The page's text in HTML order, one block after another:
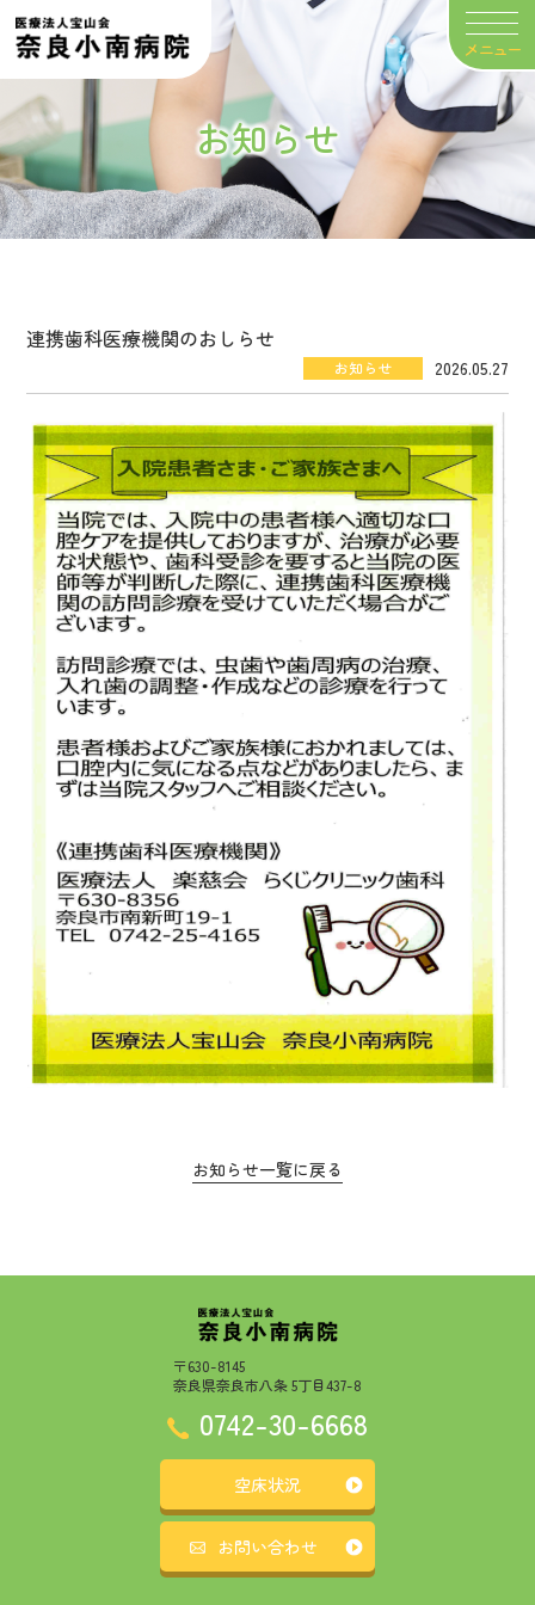
グ
ル
ン
ク
お知らせ
連携歯科医療機関のおしらせ
お知らせ 2026.05.27
お知らせ一覧に戻る
〒630-8145
奈良県奈良市八条 5丁目437-8
0742-30-6668
空床状況
お問い合わせ